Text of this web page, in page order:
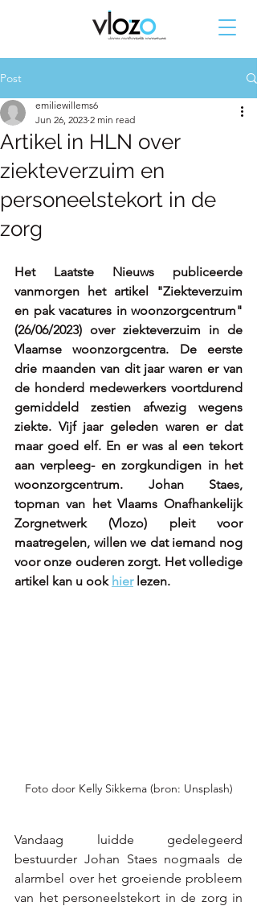
Post
Artikel in HLN over
ziekteverzuim en
personeelstekort in de
zorg
emiliewillems6
Jun 26, 2023 2 min read
Het Laatste Nieuws publiceerde
vanmorgen het artikel "Ziekteverzuim
en pak vacatures in woonzorgcentrum"
(26/06/2023) over ziekteverzuim in de
Vlaamse woonzorgcentra. De eerste
drie maanden van dit jaar waren er van
de honderd medewerkers voortdurend
gemiddeld zestien afwezig wegens
ziekte. Vijf jaar geleden waren er dat
maar goed elf. En er was al een tekort
aan verpleeg- en zorgkundigen in het
woonzorgcentrum. Johan Staes,
topman van het Vlaams Onafhankelijk
Zorgnetwerk (Vlozo) pleit voor
maatregelen, willen we dat iemand nog
voor onze ouderen zorgt. Het volledige
artikel kan u ook hier lezen.
Foto door Kelly Sikkema (bron: Unsplash)
Vandaag luidde gedelegeerd
bestuurder Johan Staes nogmaals de
alarmbel over het groeiende probleem
van het personeelstekort in de zorg in